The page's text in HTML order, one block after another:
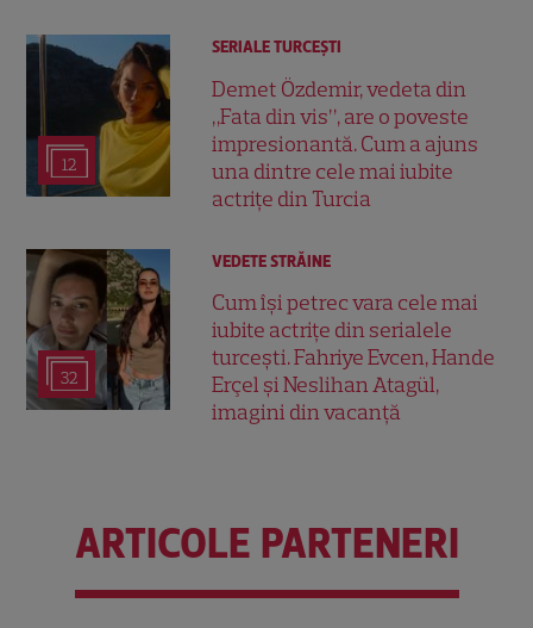
12
SERIALE TURCEŞTI
Demet Özdemir, vedeta din
„Fata din vis”, are o poveste
impresionantă. Cum a ajuns
una dintre cele mai iubite
actrițe din Turcia
32
VEDETE STRĂINE
Cum își petrec vara cele mai
iubite actrițe din serialele
turcești. Fahriye Evcen, Hande
Erçel și Neslihan Atagül,
imagini din vacanță
ARTICOLE PARTENERI